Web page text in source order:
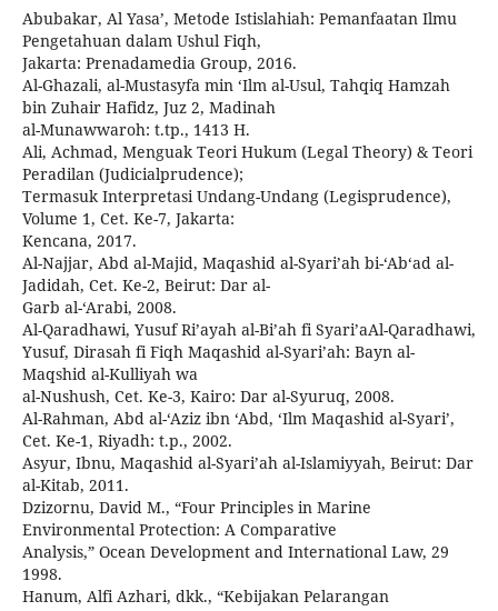
Abubakar, Al Yasa’, Metode Istislahiah: Pemanfaatan Ilmu
Pengetahuan dalam Ushul Fiqh,
Jakarta: Prenadamedia Group, 2016.
Al-Ghazali, al-Mustasyfa min ‘Ilm al-Usul, Tahqiq Hamzah
bin Zuhair Hafidz, Juz 2, Madinah
al-Munawwaroh: t.tp., 1413 H.
Ali, Achmad, Menguak Teori Hukum (Legal Theory) & Teori
Peradilan (Judicialprudence);
Termasuk Interpretasi Undang-Undang (Legisprudence),
Volume 1, Cet. Ke-7, Jakarta:
Kencana, 2017.
Al-Najjar, Abd al-Majid, Maqashid al-Syari’ah bi-‘Ab‘ad al-
Jadidah, Cet. Ke-2, Beirut: Dar al-
Garb al-‘Arabi, 2008.
Al-Qaradhawi, Yusuf Ri’ayah al-Bi’ah fi Syari’aAl-Qaradhawi,
Yusuf, Dirasah fi Fiqh Maqashid al-Syari’ah: Bayn al-
Maqshid al-Kulliyah wa
al-Nushush, Cet. Ke-3, Kairo: Dar al-Syuruq, 2008.
Al-Rahman, Abd al-‘Aziz ibn ‘Abd, ‘Ilm Maqashid al-Syari’,
Cet. Ke-1, Riyadh: t.p., 2002.
Asyur, Ibnu, Maqashid al-Syari’ah al-Islamiyyah, Beirut: Dar
al-Kitab, 2011.
Dzizornu, David M., “Four Principles in Marine
Environmental Protection: A Comparative
Analysis,” Ocean Development and International Law, 29
1998.
Hanum, Alfi Azhari, dkk., “Kebijakan Pelarangan